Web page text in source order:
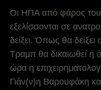
Οι ΗΠΑ από φάρος του
εξελίσσονται σε
δείξει. Όπως θα
Τραμπ θα δικαιωθεί ή
ώρα η
Γιάν(ν)η Βαρουφάκη